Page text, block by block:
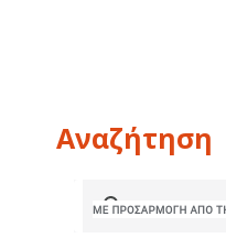
Αναζήτηση